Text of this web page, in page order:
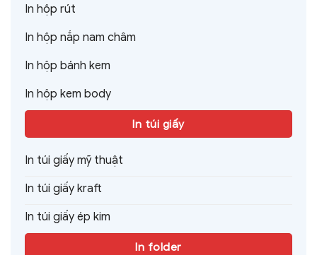
In hộp rút
In hộp nắp nam châm
In hộp bánh kem
In hộp kem body
In túi giấy
In túi giấy mỹ thuật
In túi giấy kraft
In túi giấy ép kim
In folder